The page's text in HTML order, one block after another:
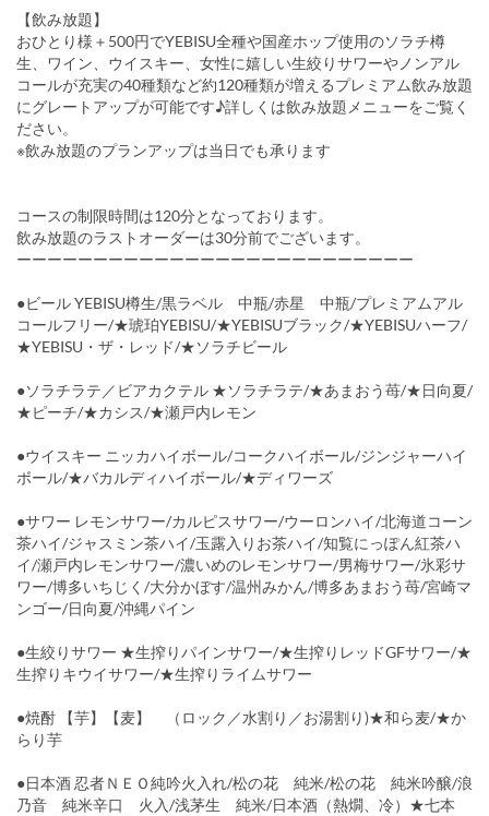
【飲み放題】
おひとり様＋500円でYEBISU全種や国産ホップ使用のソラチ樽
生、ワイン、ウイスキー、女性に嬉しい生絞りサワーやノンアル
コールが充実の40種類など約120種類が増えるプレミアム飲み放題
にグレートアップが可能です♪詳しくは飲み放題メニューをご覧く
ださい。
※飲み放題のプランアップは当日でも承ります
コースの制限時間は120分となっております。
飲み放題のラストオーダーは30分前でございます。
ーーーーーーーーーーーーーーーーーーーーーーーーーー
●ビール YEBISU樽生/黒ラベル 中瓶/赤星 中瓶/プレミアムアル
コールフリー/★琥珀YEBISU/★YEBISUブラック/★YEBISUハーフ/
★YEBISU・ザ・レッド/★ソラチビール
●ソラチラテ／ビアカクテル ★ソラチラテ/★あまおう苺/★日向夏/
★ピーチ/★カシス/★瀬戸内レモン
●ウイスキー ニッカハイボール/コークハイボール/ジンジャーハイ
ボール/★バカルディハイボール/★ディワーズ
●サワー レモンサワー/カルピスサワー/ウーロンハイ/北海道コーン
茶ハイ/ジャスミン茶ハイ/玉露入りお茶ハイ/知覧にっぽん紅茶ハ
イ/瀬戸内レモンサワー/濃いめのレモンサワー/男梅サワー/氷彩サ
ワー/博多いちじく/大分かぼす/温州みかん/博多あまおう苺/宮崎マ
ンゴー/日向夏/沖縄パイン
●生絞りサワー ★生搾りパインサワー/★生搾りレッドGFサワー/★
生搾りキウイサワー/★生搾りライムサワー
●焼酎 【芋】【麦】 （ロック／水割り／お湯割り)★和ら麦/★か
らり芋
●日本酒 忍者ＮＥＯ純吟火入れ/松の花 純米/松の花 純米吟醸/浪
乃音 純米辛口 火入/浅茅生 純米/日本酒（熱燗、冷）★七本